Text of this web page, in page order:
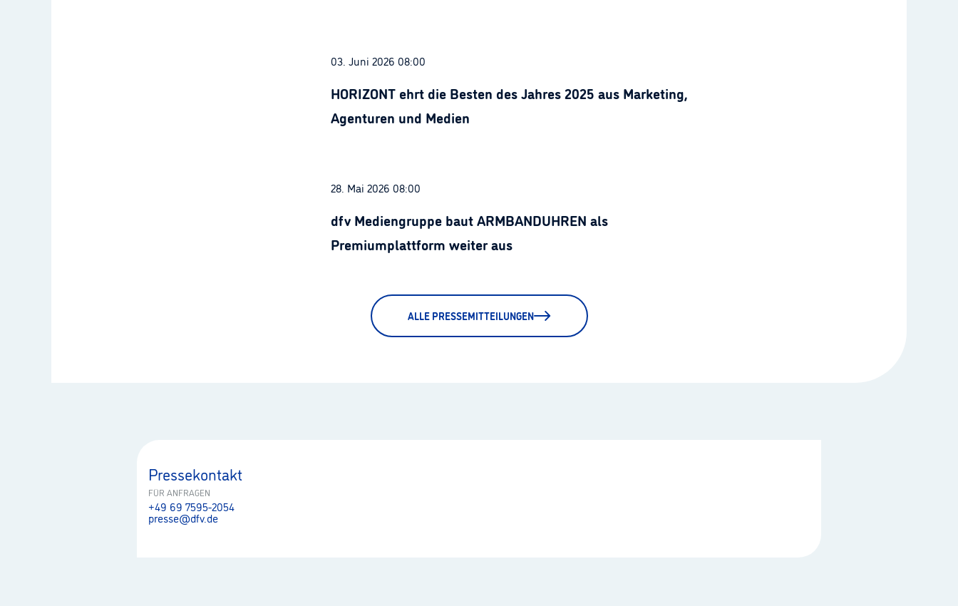
03. Juni 2026 08:00
HORIZONT ehrt die Besten des Jahres 2025 aus Marketing,
Agenturen und Medien
28. Mai 2026 08:00
dfv Mediengruppe baut ARMBANDUHREN als
Premiumplattform weiter aus
ALLE PRESSEMITTEILUNGEN
Pressekontakt
FÜR ANFRAGEN
+49 69 7595-2054
presse@dfv.de